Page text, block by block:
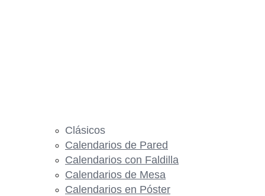
Clásicos
Calendarios de Pared
Calendarios con Faldilla
Calendarios de Mesa
Calendarios en Póster